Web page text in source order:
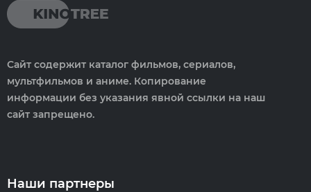
Сайт содержит каталог фильмов, сериалов,
мультфильмов и аниме. Копирование
информации без указания явной ссылки на наш
сайт запрещено.
Наши партнеры